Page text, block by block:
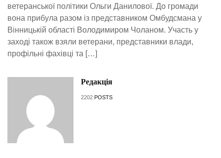
ветеранської політики Ольги Данилової. До громади
вона прибула разом із представником Омбудсмана у
Вінницькій області Володимиром Чоланом. Участь у
заході також взяли ветерани, представники влади,
профільні фахівці та […]
Редакція
2202 POSTS